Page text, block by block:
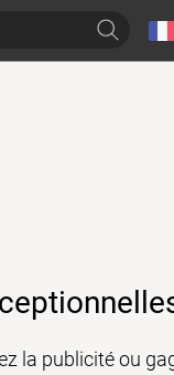
la publicité ou